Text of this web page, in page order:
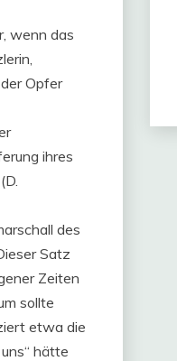
wenn das
Opfer
ihres
des
Satz
Zeiten
sollte
etwa die
hätte